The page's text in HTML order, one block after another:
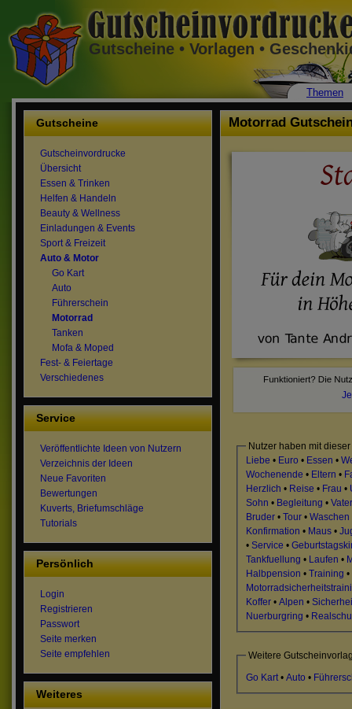
Gutscheine • Vorlagen •
Motorrad
Nutzer haben mit
Liebe • Euro • Essen •
Wochenende • Eltern •
Herzlich • Reise • Frau •
Sohn • Begleitung •
Bruder • Tour • Waschen
Konfirmation • Maus •
• Service •
Tankfuellung • Laufen •
Halbpension • Training •
Koffer • Alpen •
Nuerburgring •
Weitere
Go Kart• Auto •
Gutscheine
Gutscheinvordrucke
Übersicht
Essen & Trinken
Helfen & Handeln
Beauty & Wellness
Einladungen & Events
Sport & Freizeit
Auto & Motor
Go Kart
Auto
Führerschein
Motorrad
Tanken
Mofa & Moped
Fest- & Feiertage
Verschiedenes
Service
Veröffentlichte Ideen von Nutzern
Verzeichnis der Ideen
Neue Favoriten
Bewertungen
Kuverts, Briefumschläge
Tutorials
Persönlich
Login
Registrieren
Passwort
Seite merken
Seite empfehlen
Weiteres
Themen